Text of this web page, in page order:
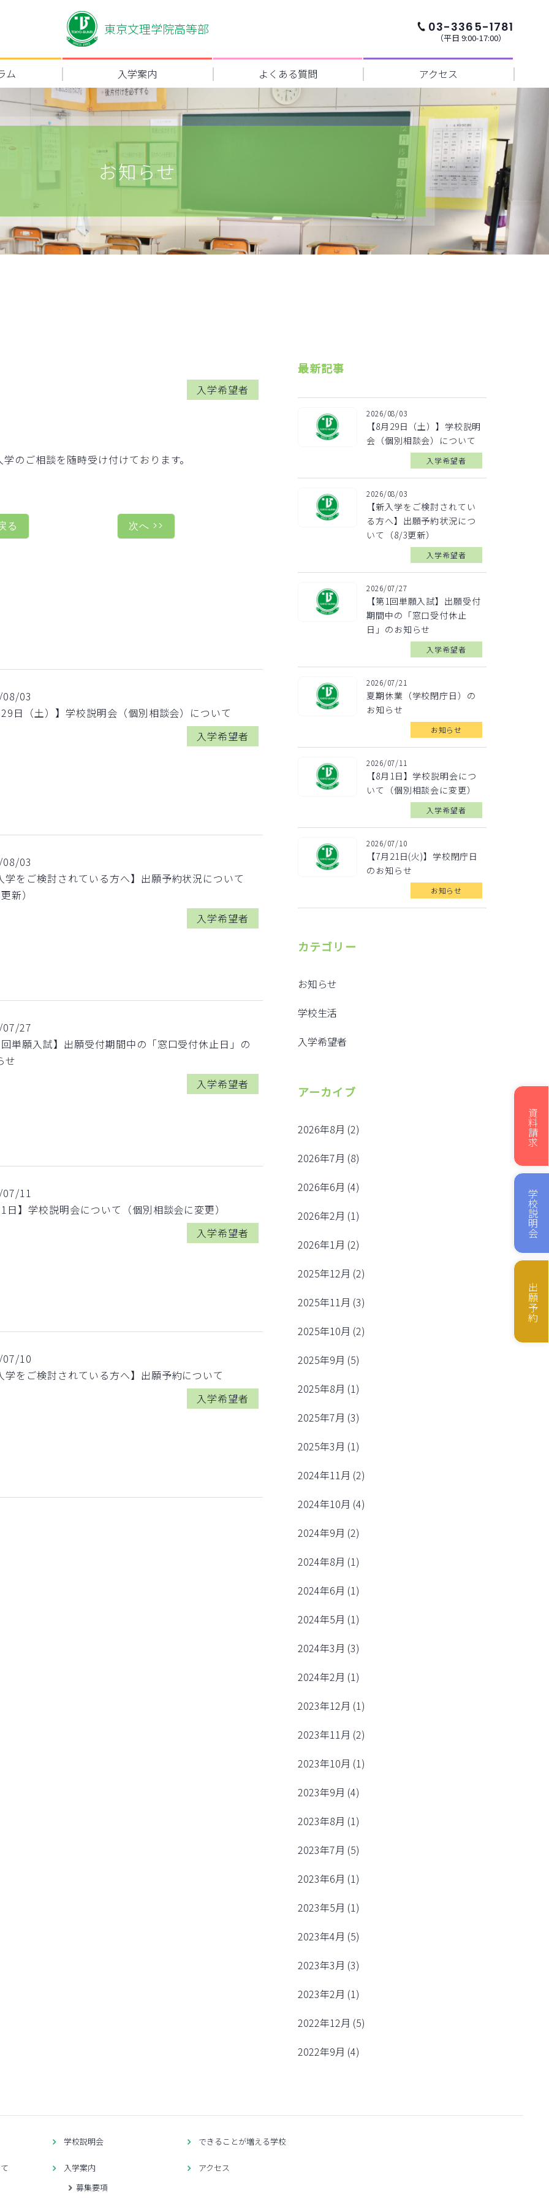
東京文理学院高等部 03-3365-1781
（平日 9:00-17:00）
ム 入学案内 よくある質問 アクセス
資料請求
学校説明会
出願予約
お知らせ
入学希望者
のご相談を随時受け付けております。
る 次へ >>
03
日（土）】学校説明会（個別相談会）について
入学希望者
03
学をご検討されている方へ】出願予約状況について
新）
入学希望者
27
単願入試】出願受付期間中の「窓口受付休止日」の
せ
入学希望者
11
日】学校説明会について（個別相談会に変更）
入学希望者
10
学をご検討されている方へ】出願予約について
入学希望者
最新記事
2026/08/03
【8月29日（土）】学校説明
会（個別相談会）について
入学希望者
2026/08/03
【新入学をご検討されてい
る方へ】出願予約状況につ
いて（8/3更新）
入学希望者
2026/07/27
【第1回単願入試】出願受付
期間中の「窓口受付休止
日」のお知らせ
入学希望者
2026/07/21
夏期休業（学校閉庁日）の
お知らせ
お知らせ
2026/07/11
【8月1日】学校説明会につ
いて（個別相談会に変更）
入学希望者
2026/07/10
【7月21日(火)】学校閉庁日
のお知らせ
お知らせ
カテゴリー
お知らせ
学校生活
入学希望者
アーカイブ
2026年8月 (2)
2026年7月 (8)
2026年6月 (4)
2026年2月 (1)
2026年1月 (2)
2025年12月 (2)
2025年11月 (3)
2025年10月 (2)
2025年9月 (5)
2025年8月 (1)
2025年7月 (3)
2025年3月 (1)
2024年11月 (2)
2024年10月 (4)
2024年9月 (2)
2024年8月 (1)
2024年6月 (1)
2024年5月 (1)
2024年3月 (3)
2024年2月 (1)
2023年12月 (1)
2023年11月 (2)
2023年10月 (1)
2023年9月 (4)
2023年8月 (1)
2023年7月 (5)
2023年6月 (1)
2023年5月 (1)
2023年4月 (5)
2023年3月 (3)
2023年2月 (1)
2022年12月 (5)
2022年9月 (4)
学校説明会 できることが増える学校
入学案内
募集要項
アクセス